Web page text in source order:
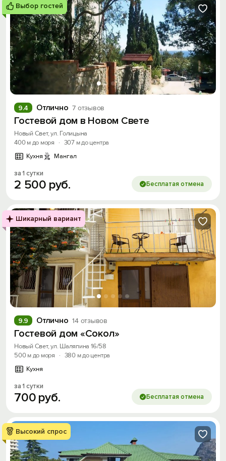
Выбор гостей
Отлично 7 отзывов
9.4
Гостевой дом в Новом Свете
Новый Свет, ул. Голицына
400 м до моря
· 307 м до центра
Кухня
Мангал
за 1 сутки
2 500 руб. Бесплатая отмена
Шикарный вариант
Отлично 14 отзывов
9.9
Гостевой дом «Сокол»
Новый Свет, ул. Шаляпина 16/58
500 м до моря
· 380 м до центра
Кухня
за 1 сутки
700 руб. Бесплатая отмена
Высокий спрос